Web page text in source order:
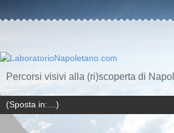
Percorsi visivi alla (ri)scoperta di